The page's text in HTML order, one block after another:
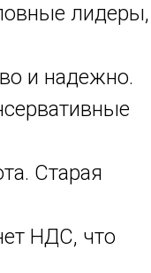
лидеры,
и надежно.
Старая
НДС, что